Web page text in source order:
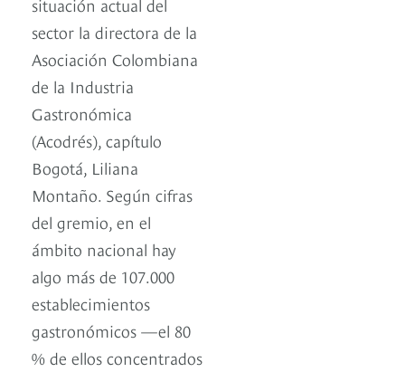
sector la directora de la
Asociación Colombiana
de la Industria
Gastronómica
(Acodrés), capítulo
Bogotá, Liliana
Montaño. Según cifras
del gremio, en el
ámbito nacional hay
algo más de 107.000
establecimientos
gastronómicos —el 80
% de ellos concentrados